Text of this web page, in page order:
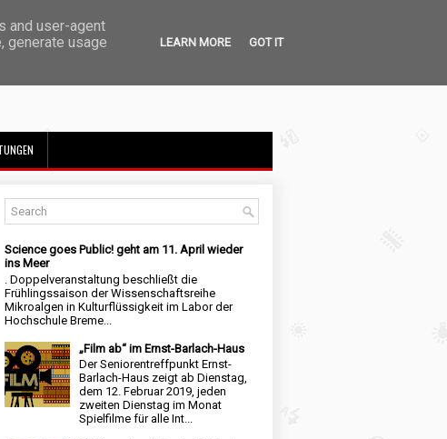
Science goes Public! geht am 11. April wieder
ins Meer
. Doppelveranstaltung beschließt die
Frühlingssaison der Wissenschaftsreihe
Mikroalgen in Kulturflüssigkeit im Labor der
Hochschule Breme...
„Film ab“ im Ernst-Barlach-Haus
Der Seniorentreffpunkt Ernst-
Barlach-Haus zeigt ab Dienstag,
dem 12. Februar 2019, jeden
zweiten Dienstag im Monat
Spielfilme für alle Int...
and user-agent
generate usage
LEARN MORE GOT IT